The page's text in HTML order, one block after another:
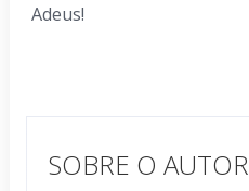
Adeus!
SOBRE O AUTOR